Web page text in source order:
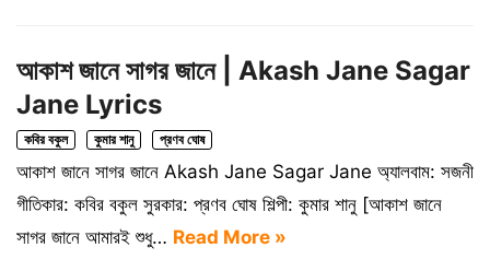
আকাশ জানে সাগর জানে | Akash Jane Sagar
Jane Lyrics
কবির বকুল কুমার শানু প্রণব ঘোষ
আকাশ জানে সাগর জানে Akash Jane Sagar Jane অ্যালবাম: সজনী
গীতিকার: কবির বকুল সুরকার: প্রণব ঘোষ শিল্পী: কুমার শানু [আকাশ জানে
সাগর জানে আমারই শুধু… Read More »